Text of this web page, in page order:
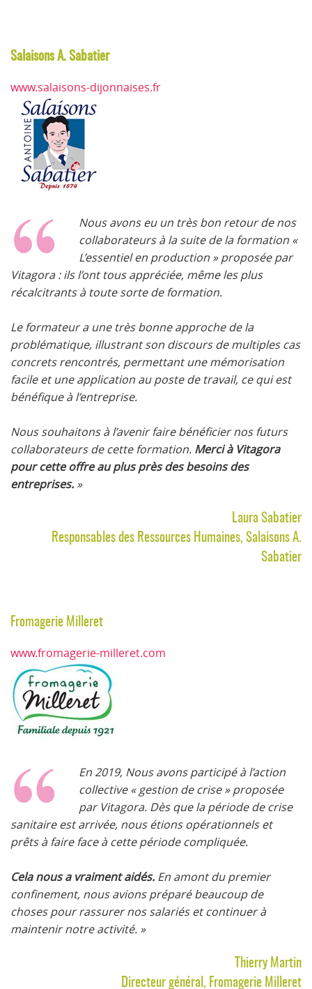
Salaisons A. Sabatier
www.salaisons-dijonnaises.fr
Nous avons eu un très bon retour de nos
collaborateurs à la suite de la formation «
L’essentiel en production » proposée par
Vitagora : ils l’ont tous appréciée, même les plus
récalcitrants à toute sorte de formation.
Le formateur a une très bonne approche de la
problématique, illustrant son discours de multiples cas
concrets rencontrés, permettant une mémorisation
facile et une application au poste de travail, ce qui est
bénéfique à l’entreprise.
Nous souhaitons à l’avenir faire bénéficier nos futurs
collaborateurs de cette formation. Merci à Vitagora
pour cette offre au plus près des besoins des
entreprises. »
Laura Sabatier
Responsables des Ressources Humaines, Salaisons A.
Sabatier
Fromagerie Milleret
www.fromagerie-milleret.com
En 2019, Nous avons participé à l’action
collective « gestion de crise » proposée
par Vitagora. Dès que la période de crise
sanitaire est arrivée, nous étions opérationnels et
prêts à faire face à cette période compliquée.
Cela nous a vraiment aidés. En amont du premier
confinement, nous avions préparé beaucoup de
choses pour rassurer nos salariés et continuer à
maintenir notre activité. »
Thierry Martin
Directeur général, Fromagerie Milleret